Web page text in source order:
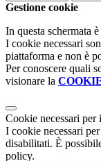
Gestione cookie
In questa schermata
I cookie necessari
piattaforma e non è
Per conoscere quali
visionare la
Cookie necessari
I cookie necessari
disabilitati. È
policy.